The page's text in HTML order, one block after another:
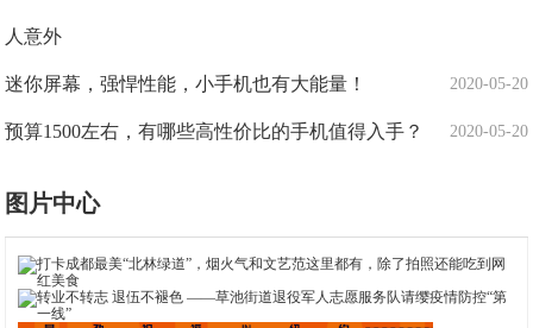
人意外
2020-05-20
迷你屏幕，强悍性能，小手机也有大能量！
2020-05-20
预算1500左右，有哪些高性价比的手机值得入手？
图片中心